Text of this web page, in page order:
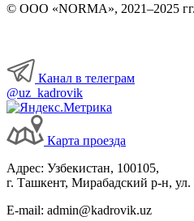
© ООО «NORMA», 2021–2025
Канал в телеграм
@uz_kadrovik
Карта проезда
Адрес: Узбекистан, 100105,
г. Ташкент, Мирабадский р-н,
E-mail: admin@kadrovik.uz